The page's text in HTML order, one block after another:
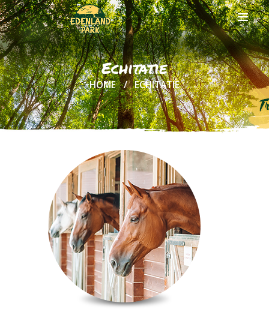
Echitatie
HOME ECHITATIE
DESPRE NOI
CARIERE
BILETE
CASUTE IN
FOOD &
DRINKS
GRUPURI
SI EVENIMENTE